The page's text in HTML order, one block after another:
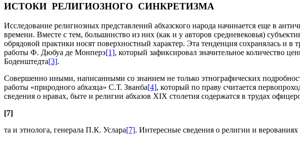
ИСТОКИ РЕЛИГИОЗНОГО СИНКРЕТИЗМА
Исследование религиозных представлений абхазского народа начинается еще в
времени. Вместе с тем, большинство из них (как и у авторов средневековья)
обрядовой практики носят поверхностный характер. Эта тенденция сохранялась
работы Ф. Дюбуа де Монперэ[1], который зафиксировал значительное количество
Боденштедта[3].
Совершенно иными, написанными со знанием не только этнографических
работы «природного абхазца» С.Т. Званба[4], который по праву считается
сведения о нравах, быте и религии абхазов XIX столетия содержатся в трудах
[7]
та и этнолога, генерала П.К. Услара[7]. Интересные сведения о религии и